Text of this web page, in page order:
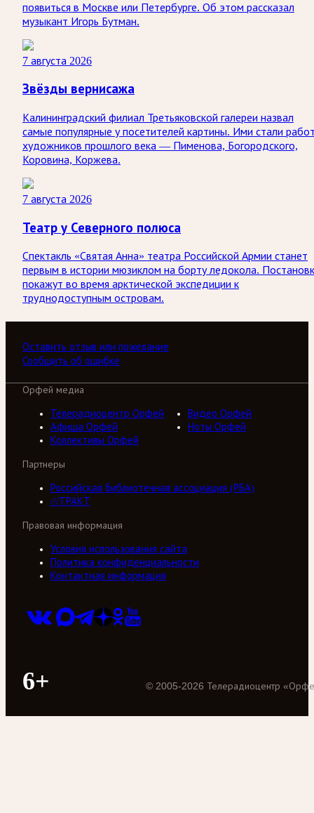
появиться в Москве или Петербурге. Об этом рассказал
музыкант Игорь Бутман.
7 августа 2026
Звёзды вернисажа
Калининградский филиал Третьяковской галереи назвал
самые популярные у посетителей картины. Ими стали
художников прошлого века — Пименова, Богородского,
Коровина, Коржева.
7 августа 2026
Театр у Северного полюса
Спектакль «Святая Анна» театра Российской Армии станет
первым в истории мюзиклом на борту ледокола.
покажут во время арктической экспедиции к
труднодоступным островам.
Оставить отзыв или пожелание
Сообщить об ошибке
Орфей медиа
Телерадиоцентр Орфей
Видео Орфей
Афиша Орфей
Ноты Орфей
Коллективы Орфей
Партнеры
Российская библиотечная ассоциация (РБА)
///ТРАКТ
Правовая информация
Условия использования сайта
Политика конфиденциальности
Контактная информация
6+ © 2005-2026 Телерадиоцентр